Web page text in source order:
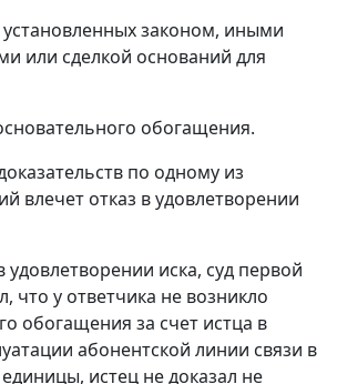
установленных законом, иными
или сделкой оснований для
обогащения.
по одному из
влечет отказ в удовлетворении
удовлетворении иска, суд первой
что у ответчика не возникло
обогащения за счет истца в
абонентской линии связи в
истец не доказал не